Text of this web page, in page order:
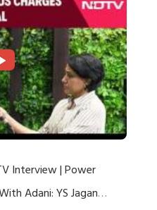
Interview | Power
Adani: YS Jagan